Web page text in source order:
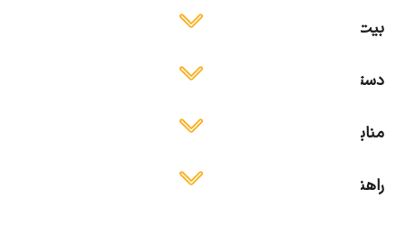
بیت ایمن
دسترسی آسان
منابع آموزشی
راهنمای استفاده